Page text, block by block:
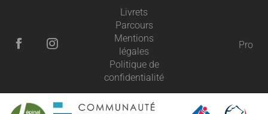
Livrets
Parcours
Mentions
légales
Politique de
confidentialité
Pro